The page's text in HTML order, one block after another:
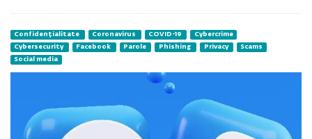
Confidențialitate Coronavirus COVID-19
Cybercrime
Cybersecurity
Facebook Parole Phishing Privacy
Scams
Social media